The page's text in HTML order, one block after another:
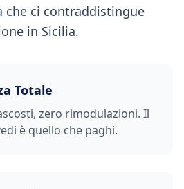
che ci contraddistingue
in Sicilia.
Totale
zero rimodulazioni. Il
è quello che paghi.